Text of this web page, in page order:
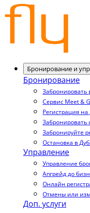
Бронирование и
Бронирование
Забронировать
Сервис Meet &
Регистрация на
Забронировать
Забронируйте
Остановка в
Управление
Управление
Апгрейд до
Онлайн
Отмены или
Доп. услуги